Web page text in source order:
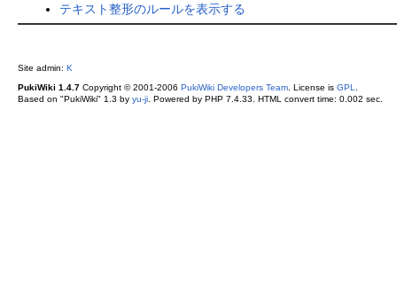
テキスト整形のルールを表示する
Site admin: K
PukiWiki 1.4.7Copyright © 2001-2006 PukiWiki Developers Team. License is GPL
Based on "PukiWiki" 1.3 by yu-ji. Powered by PHP 7.4.33. HTML convert time: 0.002 sec.